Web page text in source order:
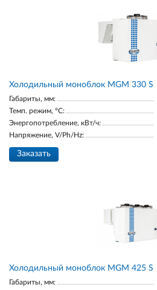
Холодильный моноблок MGM 330 S
Габариты, мм:
Темп. режим, °С:
Энергопотребление, кВт/ч:
Напряжение, V/Ph/Hz:
Заказать
Холодильный моноблок MGM 425 S
Габариты, мм: